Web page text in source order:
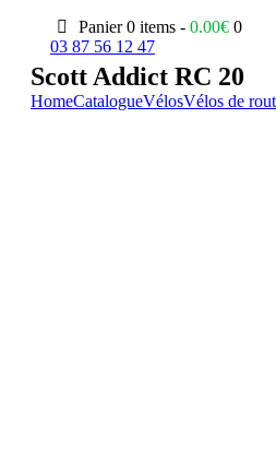
Panier 0 items -0.00€ 0
03 87 56 12 47
Scott Addict RC 20
HomeCatalogueVélosVélos de